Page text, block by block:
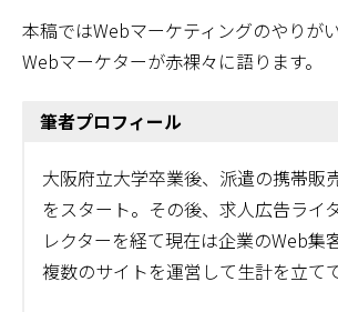
本稿ではWebマーケティングのやりが
Webマーケターが赤裸々に語ります。
筆者プロフィール
大阪府立大学卒業後、派遣の携帯販
をスタート。その後、求人広告ライ
レクターを経て現在は企業のWeb集
複数のサイトを運営して生計を立てて